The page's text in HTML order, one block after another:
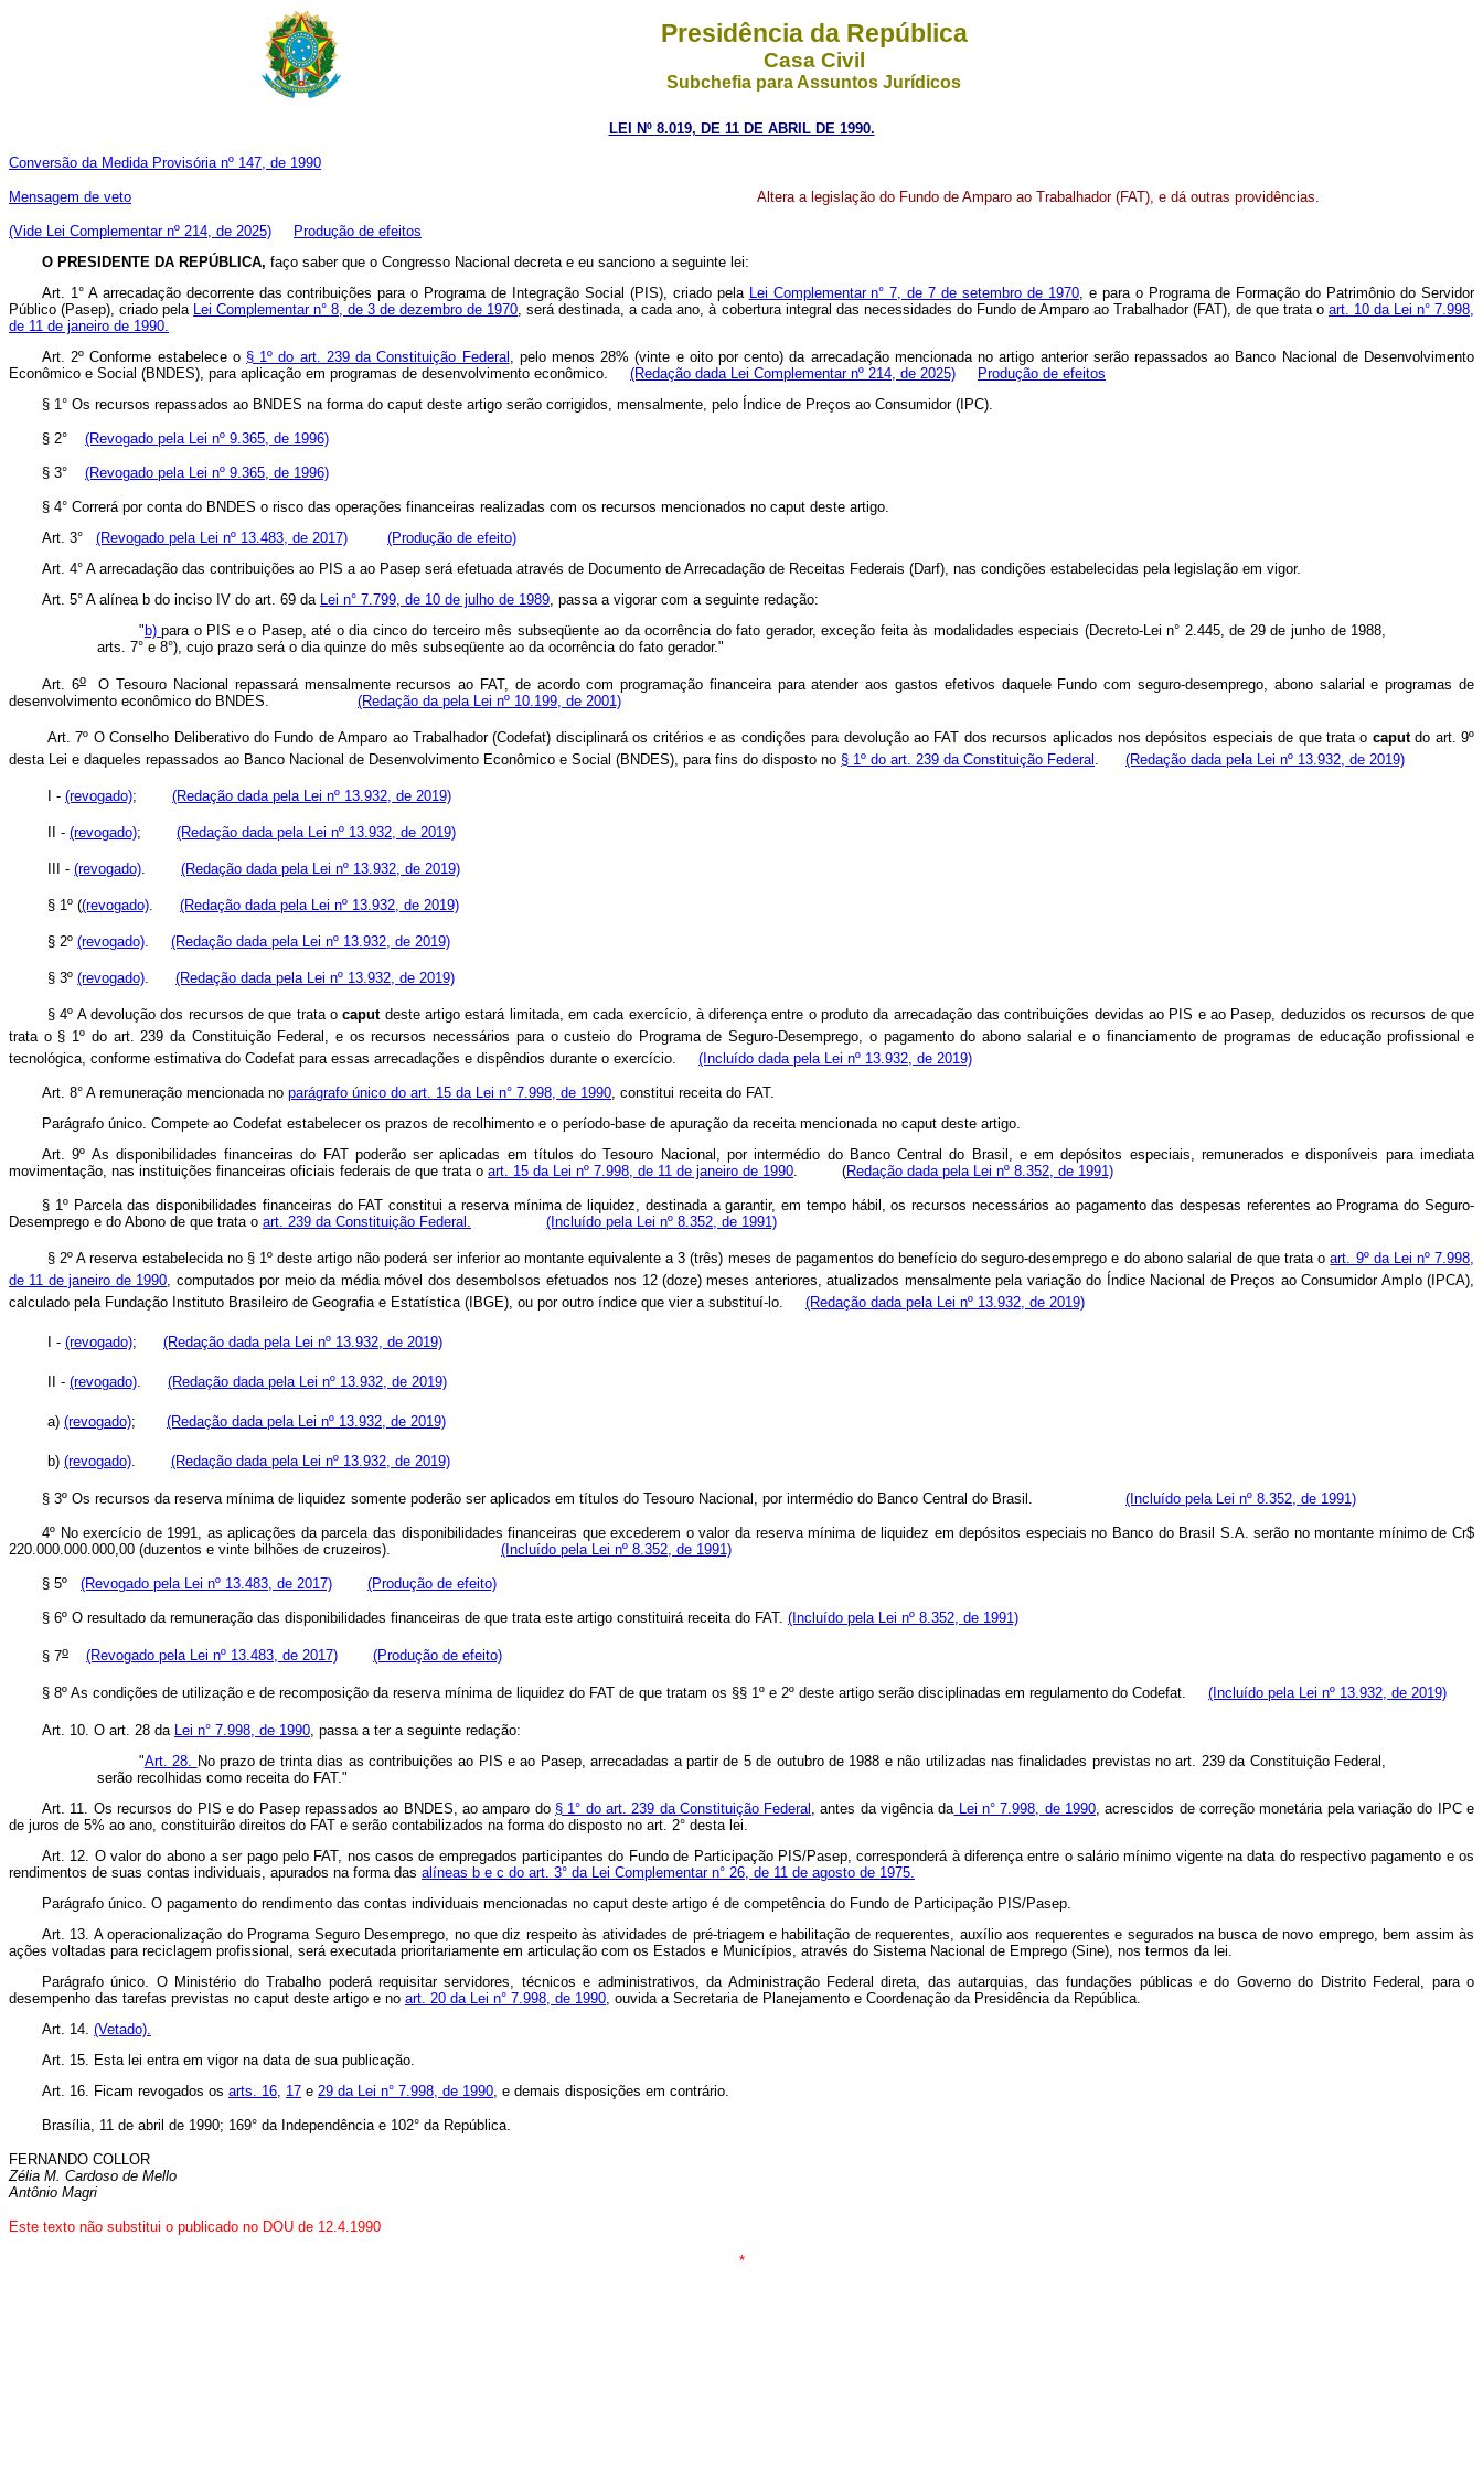
Presidência da República
Casa Civil
Subchefia para Assuntos Jurídicos
LEI Nº 8.019, DE 11 DE ABRIL DE 1990.
Conversão da Medida Provisória nº 147, de 1990
Mensagem de veto
(Vide Lei Complementar nº 214, de 2025) Produção de efeitos
Altera a legislação do Fundo de Amparo ao Trabalhador (FAT), e dá outras providências.
O PRESIDENTE DA REPÚBLICA, faço saber que o Congresso Nacional decreta e eu sanciono a seguinte lei:
Art. 1° A arrecadação decorrente das contribuições para o Programa de Integração Social (PIS), criado pela Lei Complementar n° 7, de 7 de setembro de 1970, e para o Programa de Formação do Patrimônio do Servidor
Público (Pasep), criado pela Lei Complementar n° 8, de 3 de dezembro de 1970, será destinada, a cada ano, à cobertura integral das necessidades do Fundo de Amparo ao Trabalhador (FAT), de que trata o art. 10 da Lei n° 7.998,
de 11 de janeiro de 1990.
Art. 2º Conforme estabelece o § 1º do art. 239 da Constituição Federal , pelo menos 28% (vinte e oito por cento) da arrecadação mencionada no artigo anterior serão repassados ao Banco Nacional de Desenvolvimento
Econômico e Social (BNDES), para aplicação em programas de desenvolvimento econômico.
(Redação dada Lei Complementar nº 214, de 2025)
Produção de efeitos
§ 1° Os recursos repassados ao BNDES na forma do caput deste artigo serão corrigidos, mensalmente, pelo Índice de Preços ao Consumidor (IPC).
§ 2° (Revogado pela Lei nº 9.365, de 1996)
§ 3° (Revogado pela Lei nº 9.365, de 1996)
§ 4° Correrá por conta do BNDES o risco das operações financeiras realizadas com os recursos mencionados no caput deste artigo.
Art. 3°
(Revogado pela Lei nº 13.483, de 2017)
(Produção de efeito)
Art. 4° A arrecadação das contribuições ao PIS a ao Pasep será efetuada através de Documento de Arrecadação de Receitas Federais (Darf), nas condições estabelecidas pela legislação em vigor.
Art. 5° A alínea b do inciso IV do art. 69 da Lei n° 7.799, de 10 de julho de 1989, passa a vigorar com a seguinte redação:
" b)para o PIS e o Pasep, até o dia cinco do terceiro mês subseqüente ao da ocorrência do fato gerador, exceção feita às modalidades especiais (Decreto-Lei n° 2.445, de 29 de junho de 1988,
arts. 7° e 8°), cujo prazo será o dia quinze do mês subseqüente ao da ocorrência do fato gerador."
Art. 6oO Tesouro Nacional repassará mensalmente recursos ao FAT, de acordo com programação financeira para atender aos gastos efetivos daquele Fundo com seguro-desemprego, abono salarial e programas de
desenvolvimento econômico do BNDES. (Redação da pela Lei nº 10.199, de 2001)
Art. 7º O Conselho Deliberativo do Fundo de Amparo ao Trabalhador (Codefat) disciplinará os critérios e as condições para devolução ao FAT dos recursos aplicados nos depósitos especiais de que trata o caputdo art. 9º
desta Lei e daqueles repassados ao Banco Nacional de Desenvolvimento Econômico e Social (BNDES), para fins do disposto no § 1º do art. 239 da Constituição Federal . (Redação dada pela Lei nº 13.932, de 2019)
I - (revogado); (Redação dada pela Lei nº 13.932, de 2019)
II - (revogado); (Redação dada pela Lei nº 13.932, de 2019)
III - (revogado). (Redação dada pela Lei nº 13.932, de 2019)
§ 1º ((revogado). (Redação dada pela Lei nº 13.932, de 2019)
§ 2º (revogado). (Redação dada pela Lei nº 13.932, de 2019)
§ 3º (revogado). (Redação dada pela Lei nº 13.932, de 2019)
§ 4º A devolução dos recursos de que trata ocaputdeste artigo estará limitada, em cada exercício, à diferença entre o produto da arrecadação das contribuições devidas ao PIS e ao Pasep, deduzidos os recursos de que
trata o § 1º do art. 239 da Constituição Federal, e os recursos necessários para o custeio do Programa de Seguro-Desemprego, o pagamento do abono salarial e o financiamento de programas de educação profissional e
tecnológica, conforme estimativa do Codefat para essas arrecadações e dispêndios durante o exercício. (Incluído dada pela Lei nº 13.932, de 2019)
Art. 8° A remuneração mencionada no parágrafo único do art. 15 da Lei n° 7.998, de 1990, constitui receita do FAT.
Parágrafo único. Compete ao Codefat estabelecer os prazos de recolhimento e o período-base de apuração da receita mencionada no caput deste artigo.
Art. 9º As disponibilidades financeiras do FAT poderão ser aplicadas em títulos do Tesouro Nacional, por intermédio do Banco Central do Brasil, e em depósitos especiais, remunerados e disponíveis para imediata
movimentação, nas instituições financeiras oficiais federais de que trata o art. 15 da Lei nº 7.998, de 11 de janeiro de 1990. (Redação dada pela Lei nº 8.352, de 1991)
§ 1º Parcela das disponibilidades financeiras do FAT constitui a reserva mínima de liquidez, destinada a garantir, em tempo hábil, os recursos necessários ao pagamento das despesas referentes ao Programa do Seguro-
Desemprego e do Abono de que trata o art. 239 da Constituição Federal. (Incluído pela Lei nº 8.352, de 1991)
§ 2º A reserva estabelecida no § 1º deste artigo não poderá ser inferior ao montante equivalente a 3 (três) meses de pagamentos do benefício do seguro-desemprego e do abono salarial de que trata oart. 9º da Lei nº 7.998,
de 11 de janeiro de 1990, computados por meio da média móvel dos desembolsos efetuados nos 12 (doze) meses anteriores, atualizados mensalmente pela variação do Índice Nacional de Preços ao Consumidor Amplo (IPCA),
calculado pela Fundação Instituto Brasileiro de Geografia e Estatística (IBGE), ou por outro índice que vier a substituí-lo. (Redação dada pela Lei nº 13.932, de 2019)
I - (revogado); (Redação dada pela Lei nº 13.932, de 2019)
II - (revogado). (Redação dada pela Lei nº 13.932, de 2019)
a) (revogado); (Redação dada pela Lei nº 13.932, de 2019)
b) (revogado). (Redação dada pela Lei nº 13.932, de 2019)
§ 3º Os recursos da reserva mínima de liquidez somente poderão ser aplicados em títulos do Tesouro Nacional, por intermédio do Banco Central do Brasil. (Incluído pela Lei nº 8.352, de 1991)
4º No exercício de 1991, as aplicações da parcela das disponibilidades financeiras que excederem o valor da reserva mínima de liquidez em depósitos especiais no Banco do Brasil S.A. serão no montante mínimo de Cr$
220.000.000.000,00 (duzentos e vinte bilhões de cruzeiros). (Incluído pela Lei nº 8.352, de 1991)
§ 5º (Revogado pela Lei nº 13.483, de 2017) (Produção de efeito)
§ 6º O resultado da remuneração das disponibilidades financeiras de que trata este artigo constituirá receita do FAT. (Incluído pela Lei nº 8.352, de 1991)
§ 7o (Revogado pela Lei nº 13.483, de 2017) (Produção de efeito)
§ 8º As condições de utilização e de recomposição da reserva mínima de liquidez do FAT de que tratam os §§ 1º e 2º deste artigo serão disciplinadas em regulamento do Codefat. (Incluído pela Lei nº 13.932, de 2019)
Art. 10. O art. 28 da Lei n° 7.998, de 1990 , passa a ter a seguinte redação:
"Art. 28.
No prazo de trinta dias as contribuições ao PIS e ao Pasep, arrecadadas a partir de 5 de outubro de 1988 e não utilizadas nas finalidades previstas no art. 239 da Constituição Federal,
serão recolhidas como receita do FAT."
Art. 11. Os recursos do PIS e do Pasep repassados ao BNDES, ao amparo do § 1° do art. 239 da Constituição Federal , antes da vigência da Lei n° 7.998, de 1990 , acrescidos de correção monetária pela variação do IPC e
de juros de 5% ao ano, constituirão direitos do FAT e serão contabilizados na forma do disposto no art. 2° desta lei.
Art. 12. O valor do abono a ser pago pelo FAT, nos casos de empregados participantes do Fundo de Participação PIS/Pasep, corresponderá à diferença entre o salário mínimo vigente na data do respectivo pagamento e os
rendimentos de suas contas individuais, apurados na forma das alíneas b e c do art. 3° da Lei Complementar n° 26, de 11 de agosto de 1975.
Parágrafo único. O pagamento do rendimento das contas individuais mencionadas no caput deste artigo é de competência do Fundo de Participação PIS/Pasep.
Art. 13. A operacionalização do Programa Seguro Desemprego, no que diz respeito às atividades de pré-triagem e habilitação de requerentes, auxílio aos requerentes e segurados na busca de novo emprego, bem assim às
ações voltadas para reciclagem profissional, será executada prioritariamente em articulação com os Estados e Municípios, através do Sistema Nacional de Emprego (Sine), nos termos da lei.
Parágrafo único. O Ministério do Trabalho poderá requisitar servidores, técnicos e administrativos, da Administração Federal direta, das autarquias, das fundações públicas e do Governo do Distrito Federal, para o
desempenho das tarefas previstas no caput deste artigo e no art. 20 da Lei n° 7.998, de 1990 , ouvida a Secretaria de Planejamento e Coordenação da Presidência da República.
Art. 14. (Vetado).
Art. 15. Esta lei entra em vigor na data de sua publicação.
Art. 16. Ficam revogados os arts. 16 17 e 29 da Lei n° 7.998, de 1990 , e demais disposições em contrário.
Brasília, 11 de abril de 1990; 169° da Independência e 102° da República.
FERNANDO COLLOR
Zélia M. Cardoso de Mello
Antônio Magri
Este texto não substitui o publicado no DOU de 12.4.1990
*